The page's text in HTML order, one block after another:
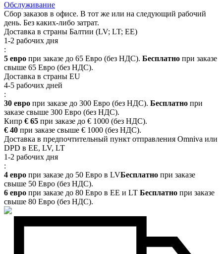
Обслуживание
Сбор заказов в офисе. В тот же или на следующий рабочий
день. Без каких-либо затрат.
Доставка в страны Балтии (LV; LT; EE)
1-2 рабочих дня
:
5 евро при заказе до 65 Евро (без НДС). Бесплатно при заказе
свыше 65 Евро (без НДС).
Доставка в страны EU
4-5 рабочих дней
:
30 евро при заказе до 300 Евро (без НДС). Бесплатно при
заказе свыше 300 Евро (без НДС).
Кипр € 65 при заказе до € 1000 (без НДС).
€ 40 при заказе свыше € 1000 (без НДС).
Доставка в предпочтительный пункт отправления Omniva или
DPD в EE, LV, LT
1-2 рабочих дня
:
4 евро при заказе до 50 Евро в LVБесплатно при заказе
свыше 50 Евро (без НДС).
6 евро при заказе до 80 Евро в EE и LT Бесплатно при заказе
свыше 80 Евро (без НДС).